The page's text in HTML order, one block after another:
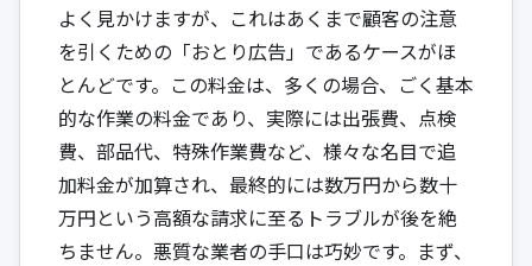
よく見かけますが、これはあくまで顧客の注意
を引くための「おとり広告」であるケースがほ
とんどです。この料金は、多くの場合、ごく基本
的な作業の料金であり、実際には出張費、点検
費、部品代、特殊作業費など、様々な名目で追
加料金が加算され、最終的には数万円から数十
万円という高額な請求に至るトラブルが後を絶
ちません。悪質な業者の手口は巧妙です。まず、